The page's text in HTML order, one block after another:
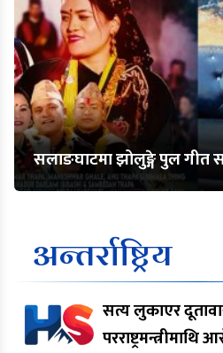
सलाङघाटमा झोलुङ्गे पुल गीत
अन्तर्राष्ट्रिय
सत्य लुकाएर
परराष्ट्रमन्त्रीमाथि